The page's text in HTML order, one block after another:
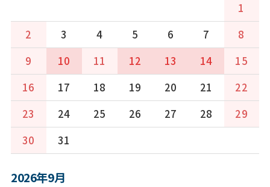
1
2
3 4 5 6 7
8
9
10 11 12 13 14
15
16
17 18 19 20 21
22
23
24 25 26 27 28
29
30
31
2026年9月